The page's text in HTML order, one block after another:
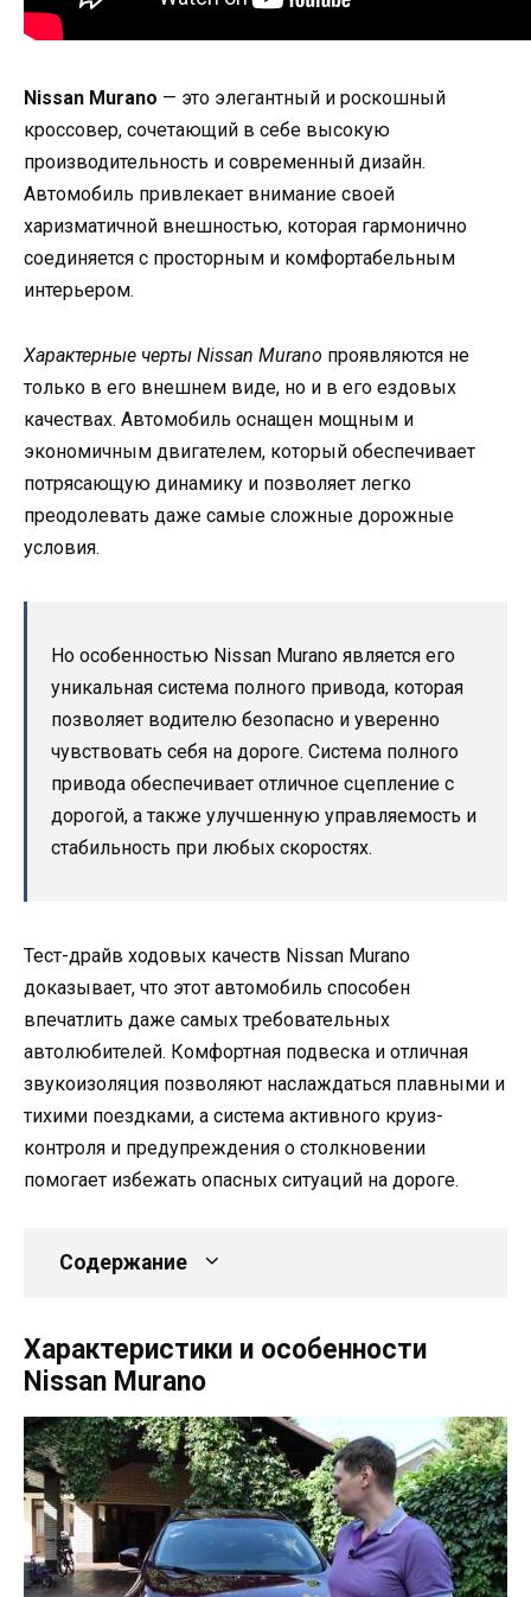
Nissan Murano — это элегантный и роскошный
кроссовер, сочетающий в себе высокую
производительность и современный дизайн.
Автомобиль привлекает внимание своей
харизматичной внешностью, которая гармонично
соединяется с просторным и комфортабельным
интерьером.
Характерные черты Nissan Murano проявляются не
только в его внешнем виде, но и в его ездовых
качествах. Автомобиль оснащен мощным и
экономичным двигателем, который обеспечивает
потрясающую динамику и позволяет легко
преодолевать даже самые сложные дорожные
условия.
Но особенностью Nissan Murano является его
уникальная система полного привода, которая
позволяет водителю безопасно и уверенно
чувствовать себя на дороге. Система полного
привода обеспечивает отличное сцепление с
дорогой, а также улучшенную управляемость и
стабильность при любых скоростях.
Тест-драйв ходовых качеств Nissan Murano
доказывает, что этот автомобиль способен
впечатлить даже самых требовательных
автолюбителей. Комфортная подвеска и отличная
звукоизоляция позволяют наслаждаться плавными и
тихими поездками, а система активного круиз-
контроля и предупреждения о столкновении
помогает избежать опасных ситуаций на дороге.
Содержание
Характеристики и особенности
Nissan Murano